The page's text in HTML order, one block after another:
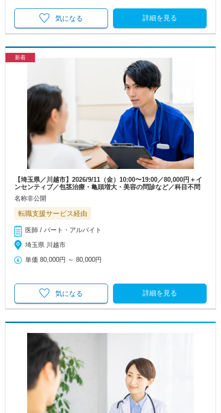
詳細を見る
気になる
新着
【埼玉県／川越市】2026/9/11（金）10:00〜19:00／80,000円＋イ
ンセンティブ／包茎治療・亀頭増大・美容の問診など／科目不問
名称非公開
転職支援サービス経由
医師 / パート・アルバイト
埼玉県 川越市
単価 80,000円 ～80,000円
詳細を見る
気になる